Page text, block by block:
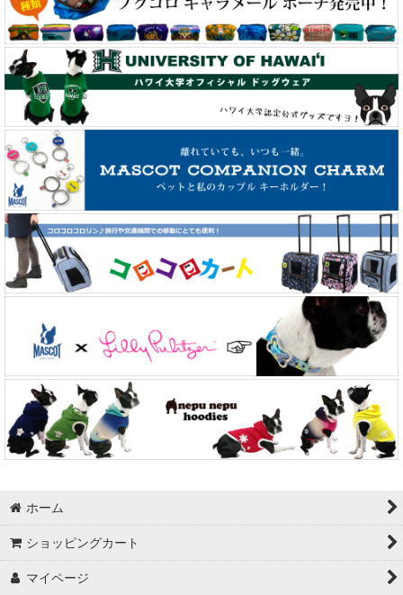
ホーム
ショッピングカート
マイページ